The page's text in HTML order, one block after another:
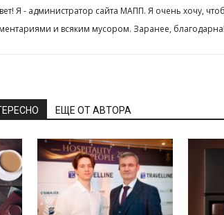
Я - администратор сайта МАПП. Я очень хочу,
и всяким мусором. Заранее, благодарна!
ЕЩЕ ОТ АВТОРА